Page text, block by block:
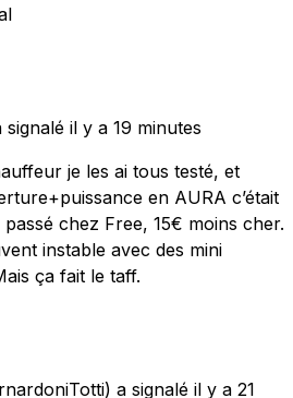
signalé il y a 19 minutes
je les ai tous testé, et
en AURA c’était
chez Free, 15€ moins cher.
instable avec des mini
ça fait le taff.
a signalé il y a 21